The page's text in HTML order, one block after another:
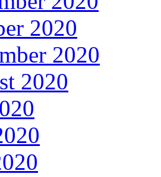
2020
2020
2020